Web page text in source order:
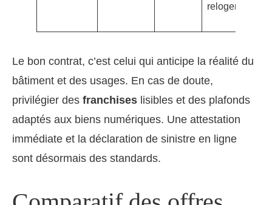
relogement
Le bon contrat, c’est celui qui anticipe la réalité du
bâtiment et des usages. En cas de doute,
privilégier des franchises lisibles et des plafonds
adaptés aux biens numériques. Une attestation
immédiate et la déclaration de sinistre en ligne
sont désormais des standards.